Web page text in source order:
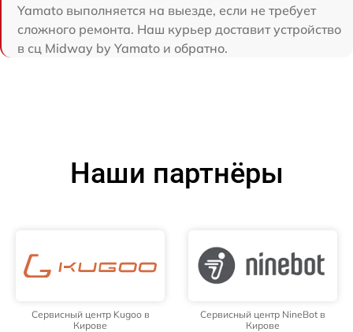
Yamato выполняется на выезде, если не требует
сложного ремонта. Наш курьер доставит устройство
в сц Midway by Yamato и обратно.
Наши партнёры
Сервисный центр Kugoo в
Кирове
Сервисный центр NineBot в
Кирове